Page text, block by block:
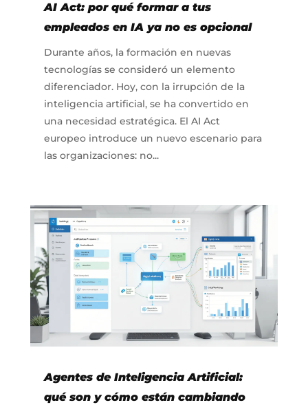
AI Act: por qué formar a tus
empleados en IA ya no es opcional
Durante años, la formación en nuevas
tecnologías se consideró un elemento
diferenciador. Hoy, con la irrupción de la
inteligencia artificial, se ha convertido en
una necesidad estratégica. El AI Act
europeo introduce un nuevo escenario para
las organizaciones: no...
Agentes de Inteligencia Artificial:
qué son y cómo están cambiando